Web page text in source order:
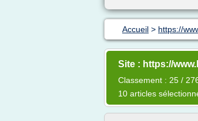
Accueil > https://
Site : https://
Classement : 25 /
10 articles